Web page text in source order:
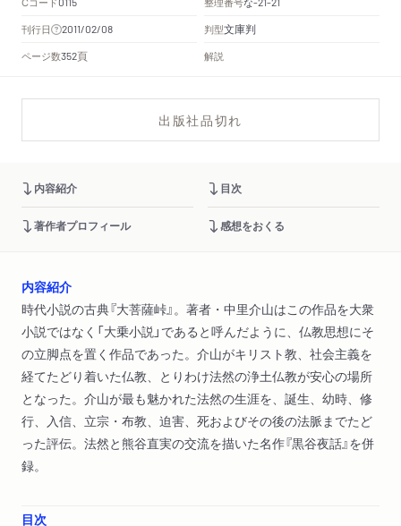
刊行日 2011/02/08 判型文庫判
ページ数352頁 解説
出版社品切れ
内容紹介 目次
著作者プロフィール 感想をおくる
内容紹介
時代小説の古典『大菩薩峠』。著者・中里介山はこの作品を大衆
小説ではなく「大乗小説」であると呼んだように、仏教思想にそ
の立脚点を置く作品であった。介山がキリスト教、社会主義を
経てたどり着いた仏教、とりわけ法然の浄土仏教が安心の場所
となった。介山が最も魅かれた法然の生涯を、誕生、幼時、修
行、入信、立宗・布教、迫害、死およびその後の法脈までたど
った評伝。法然と熊谷直実の交流を描いた名作『黒谷夜話』を併
録。
目次